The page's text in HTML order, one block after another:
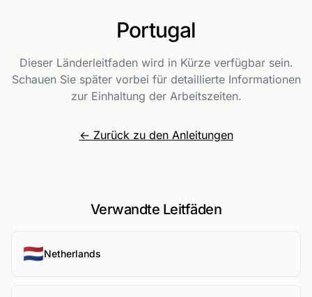
Portugal
Dieser Länderleitfaden wird in Kürze verfügbar sein.
Schauen Sie später vorbei für detaillierte Informationen
zur Einhaltung der Arbeitszeiten.
← Zurück zu den Anleitungen
Verwandte Leitfäden
🇳🇱Netherlands